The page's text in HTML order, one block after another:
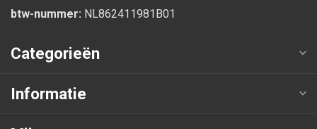
btw-nummer: NL862411981B01
Categorieën
Informatie